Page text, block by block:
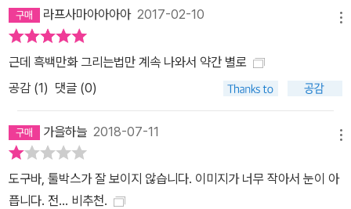
라프사마아아아아2017-02-10
근데 흑백만화 그리는법만 계속 나와서 약간 별로
공감 (1) 댓글 (0)
가을하늘 2018-07-11
도구바, 툴박스가 잘 보이지 않습니다. 이미지가 너무 작아서 눈이 아
픕니다. 전... 비추천.